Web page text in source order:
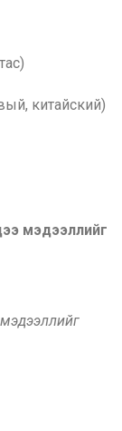
китайский)
мэдээллийг
мэдээллийг